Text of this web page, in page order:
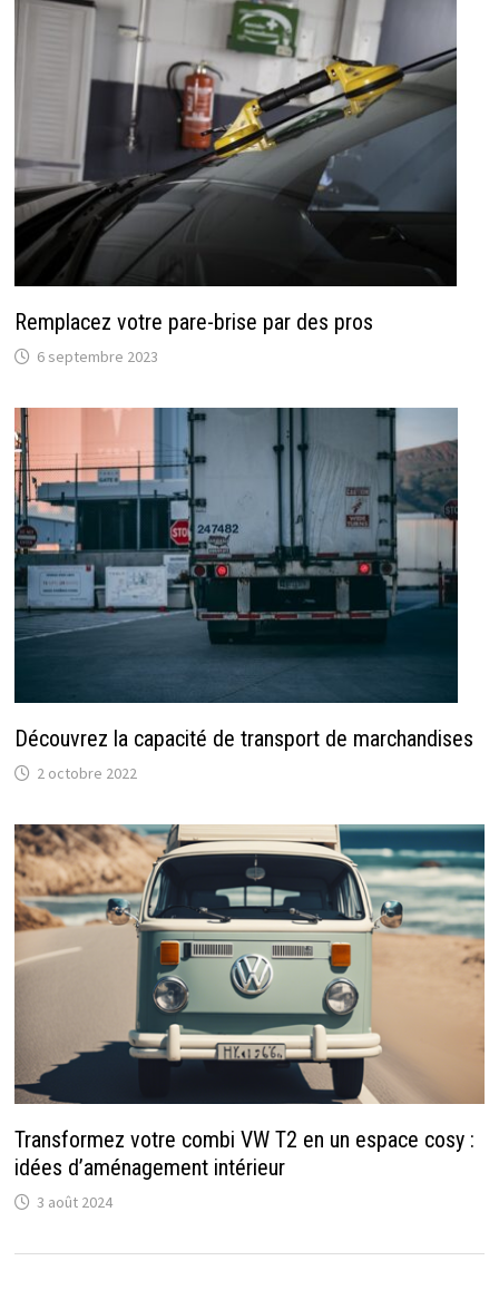
Remplacez votre pare-brise par des pros
6 septembre 2023
Découvrez la capacité de transport de marchandises
2 octobre 2022
Transformez votre combi VW T2 en un espace cosy :
idées d’aménagement intérieur
3 août 2024